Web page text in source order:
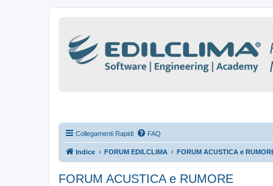
Collegamenti Rapidi FAQ
Indice FORUM EDILCLIMA FORUM ACUSTICA e
FORUM ACUSTICA e RUMORE